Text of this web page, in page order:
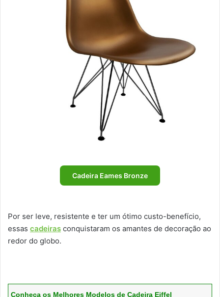
Cadeira Eames Bronze
Por ser leve, resistente e ter um ótimo custo-benefício,
essas cadeiras conquistaram os amantes de decoração ao
redor do globo.
Conheça os Melhores Modelos de Cadeira Eiffel